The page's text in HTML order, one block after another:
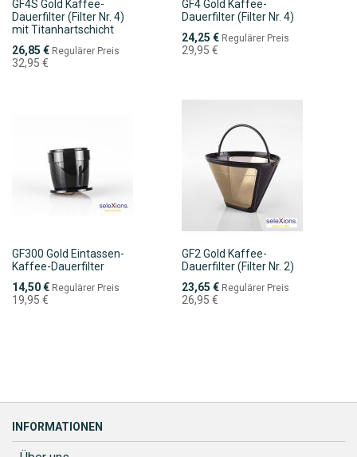
GF4S Gold Kaffee-
Dauerfilter (Filter Nr. 4)
mit Titanhartschicht
Sonderpreis
26,85 € Regulärer Preis
32,95 €
GF4 Gold Kaffee-
Dauerfilter (Filter Nr. 4)
Sonderpreis
24,25 € Regulärer Preis
29,95 €
GF300 Gold Eintassen-
Kaffee-Dauerfilter
Sonderpreis
14,50 € Regulärer Preis
19,95 €
GF2 Gold Kaffee-
Dauerfilter (Filter Nr. 2)
Sonderpreis
23,65 € Regulärer Preis
26,95 €
INFORMATIONEN